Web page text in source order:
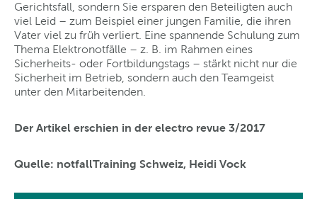
Gerichtsfall, sondern Sie ersparen den Beteiligten auch
viel Leid – zum Beispiel einer jungen Familie, die ihren
Vater viel zu früh verliert. Eine spannende Schulung zum
Thema Elektronotfälle – z. B. im Rahmen eines
Sicherheits- oder Fortbildungstags – stärkt nicht nur die
Sicherheit im Betrieb, sondern auch den Teamgeist
unter den Mitarbeitenden.
Der Artikel erschien in der electro revue 3/2017
Quelle: notfallTraining Schweiz, Heidi Vock